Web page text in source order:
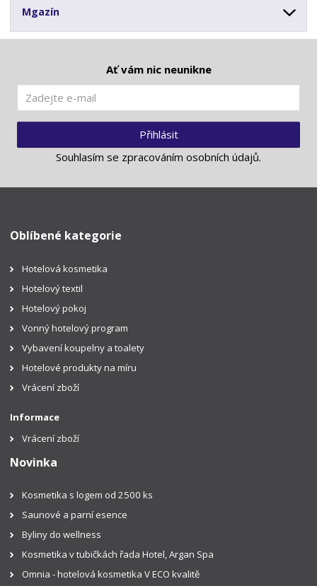
Mgazín
Ať vám nic neunikne
Přihlásit
Souhlasím se zpracováním osobních údajů.
Oblíbené kategorie
Hotelová kosmetika
Hotelový textil
Hotelový pokoj
Vonný hotelový program
Vybavení koupelny a toalety
Hotelové produkty na míru
Vrácení zboží
Informace
Vrácení zboží
Novinka
Kosmetika s logem od 2500 ks
Saunové a parní esence
Byliny do wellness
Kosmetika v tubičkách řada Hotel, Argan Spa
Omnia - hotelová kosmetika V ECO kvalitě